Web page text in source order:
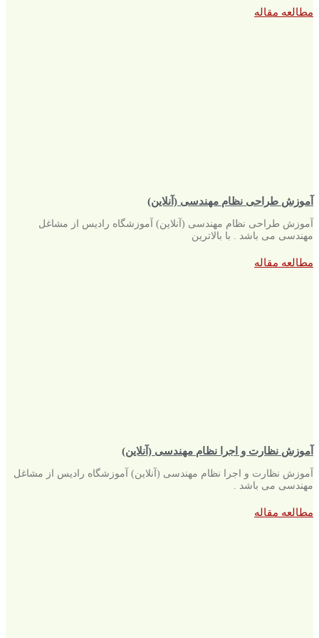
مطالعه مقاله
آموزش طراحی نظام مهندسی (آنلاین)
آموزش طراحی نظام مهندسی (آنلاین) آموزشگاه رادیس از مشاغل
مهندسی می باشد . با بالاترین
مطالعه مقاله
آموزش نظارت و اجرا نظام مهندسی (آنلاین)
آموزش نظارت و اجرا نظام مهندسی (آنلاین) آموزشگاه رادیس از مشاغل
مهندسی می باشد .
مطالعه مقاله